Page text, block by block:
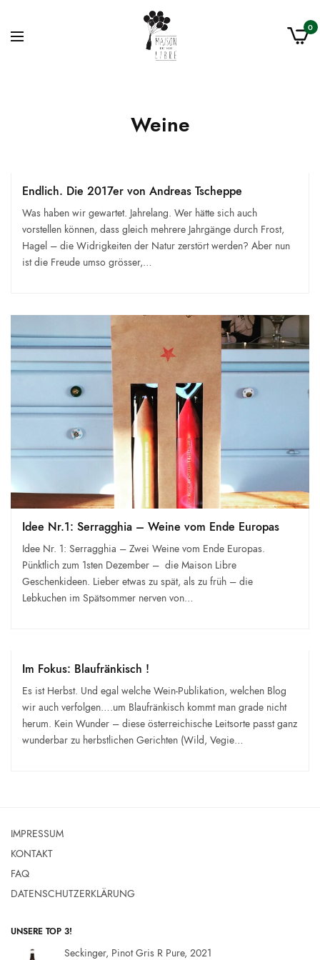
0
Weine
Endlich. Die 2017er von Andreas Tscheppe
Was haben wir gewartet. Jahrelang. Wer hätte sich auch
vorstellen können, dass gleich mehrere Jahrgänge durch Frost,
Hagel – die Widrigkeiten der Natur zerstört werden? Aber nun
ist die Freude umso grösser,…
Idee Nr.1: Serragghia – Weine vom Ende Europas
Idee Nr. 1: Serragghia – Zwei Weine vom Ende Europas.
Pünktlich zum 1sten Dezember – die Maison Libre
Geschenkideen. Lieber etwas zu spät, als zu früh – die
Lebkuchen im Spätsommer nerven von…
Im Fokus: Blaufränkisch !
Es ist Herbst. Und egal welche Wein-Publikation, welchen Blog
wir auch verfolgen….um Blaufränkisch kommt man grade nicht
herum. Kein Wunder – diese österreichische Leitsorte passt ganz
wunderbar zu herbstlichen Gerichten (Wild, Vegie…
IMPRESSUM
KONTAKT
FAQ
DATENSCHUTZERKLÄRUNG
UNSERE TOP 3!
Seckinger, Pinot Gris R Pure, 2021